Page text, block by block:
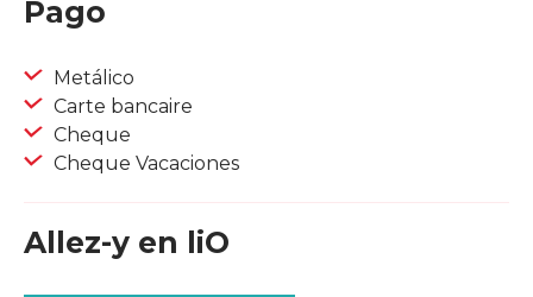
Pago
Metálico
Carte bancaire
Cheque
Cheque Vacaciones
Allez-y en liO